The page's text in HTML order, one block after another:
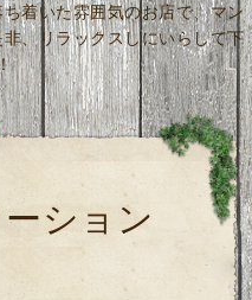
着いた雰囲気のお店で、マン
、リラックスしにいらして下
ション